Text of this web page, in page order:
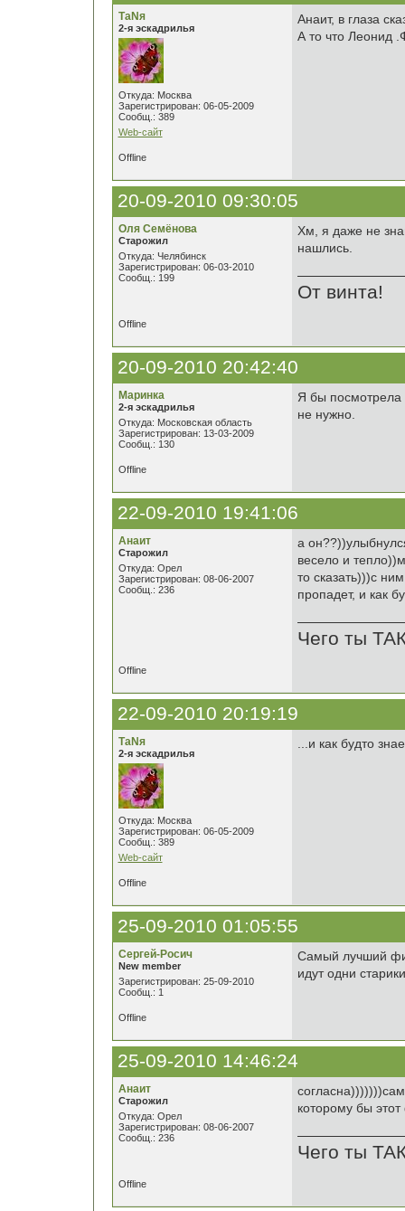
ТаNя
2-я эскадрилья
Откуда: Москва
Зарегистрирован: 06-05-2009
Сообщ.: 389
Web-сайт
Анаит, в глаза
А то что Леонид
Offline
20-09-2010 09:30:05
Оля Семёнова
Старожил
Откуда: Челябинск
Зарегистрирован: 06-03-2010
Сообщ.: 199
Хм, я даже не
нашлись.
От винта!
Offline
20-09-2010 20:42:40
Маринка
2-я эскадрилья
Откуда: Московская область
Зарегистрирован: 13-03-2009
Сообщ.: 130
Я бы посмотрела
не нужно.
Offline
22-09-2010 19:41:06
Анаит
Старожил
Откуда: Орел
Зарегистрирован: 08-06-2007
Сообщ.: 236
а
весело и
то сказать)))с
пропадет, и как
Чего ты
Offline
22-09-2010 20:19:19
ТаNя
2-я эскадрилья
Откуда: Москва
Зарегистрирован: 06-05-2009
Сообщ.: 389
Web-сайт
...и как будто
Offline
25-09-2010 01:05:55
Сергей-Росич
New member
Зарегистрирован: 25-09-2010
Сообщ.: 1
Самый лучший
идут одни
Offline
25-09-2010 14:46:24
Анаит
Старожил
Откуда: Орел
Зарегистрирован: 08-06-2007
Сообщ.: 236
которому бы
Чего ты
Offline